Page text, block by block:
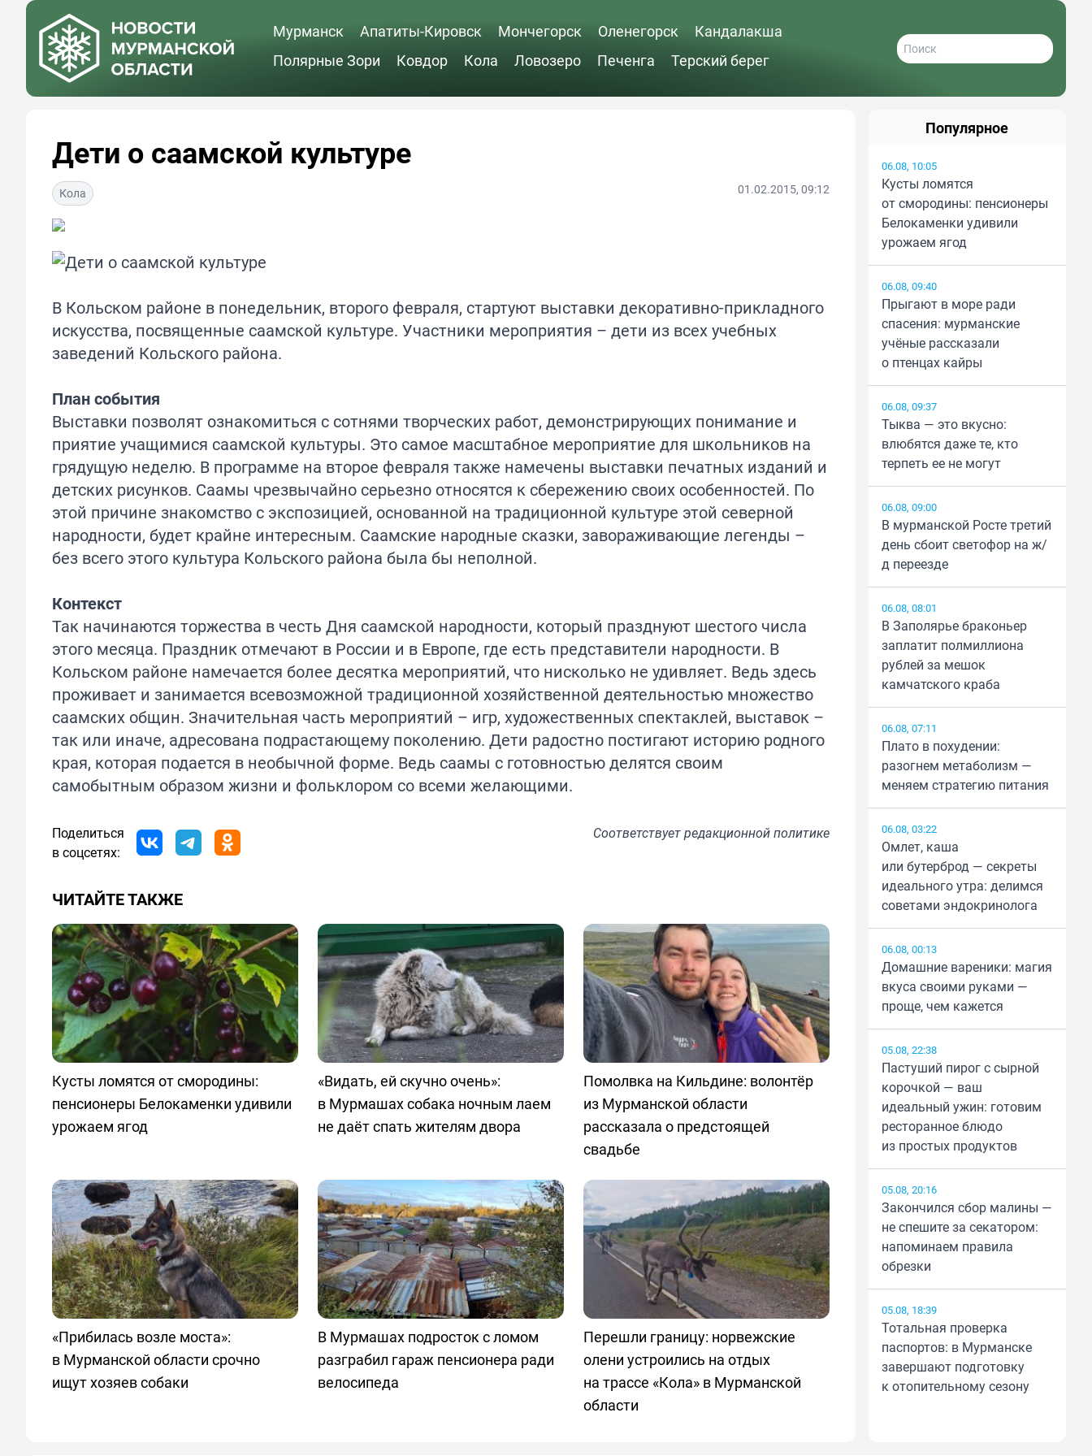
Мурманск Апатиты-Кировск Мончегорск Оленегорск
Кандалакша
Полярные Зори
Ковдор Кола Ловозеро Печенга Терский берег
Дети о саамской культуре
Кола 01.02.2015, 09:12
В Кольском районе в понедельник, второго февраля, стартуют выставки декоративно-прикладного
искусства, посвященные саамской культуре. Участники мероприятия – дети из всех учебных
заведений Кольского района.
План события
Выставки позволят ознакомиться с сотнями творческих работ, демонстрирующих понимание и
приятие учащимися саамской культуры. Это самое масштабное мероприятие для школьников на
грядущую неделю. В программе на второе февраля также намечены выставки печатных изданий и
детских рисунков. Саамы чрезвычайно серьезно относятся к сбережению своих особенностей. По
этой причине знакомство с экспозицией, основанной на традиционной культуре этой северной
народности, будет крайне интересным. Саамские народные сказки, завораживающие легенды –
без всего этого культура Кольского района была бы неполной.
Контекст
Так начинаются торжества в честь Дня саамской народности, который празднуют шестого числа
этого месяца. Праздник отмечают в России и в Европе, где есть представители народности. В
Кольском районе намечается более десятка мероприятий, что нисколько не удивляет. Ведь здесь
проживает и занимается всевозможной традиционной хозяйственной деятельностью множество
саамских общин. Значительная часть мероприятий – игр, художественных спектаклей, выставок –
так или иначе, адресована подрастающему поколению. Дети радостно постигают историю родного
края, которая подается в необычной форме. Ведь саамы с готовностью делятся своим
самобытным образом жизни и фольклором со всеми желающими.
Поделиться
в соцсетях:
Соответствуетредакционной политике
ЧИТАЙТЕ ТАКЖЕ
Кусты ломятся от смородины:
пенсионеры Белокаменки удивили
урожаем ягод
«Видать, ей скучно очень»:
в Мурмашах собака ночным лаем
не даёт спать жителям двора
Помолвка на Кильдине: волонтёр
из Мурманской области
рассказала о предстоящей
свадьбе
«Прибилась возле моста»:
в Мурманской области срочно
ищут хозяев собаки
В Мурмашах подросток с ломом
разграбил гараж пенсионера ради
велосипеда
Перешли границу: норвежские
олени устроились на отдых
на трассе «Кола» в Мурманской
области
Популярное
06.08, 10:05
Кусты ломятся
от смородины: пенсионеры
Белокаменки удивили
урожаем ягод
06.08, 09:40
Прыгают в море ради
спасения: мурманские
учёные рассказали
о птенцах кайры
06.08, 09:37
Тыква — это вкусно:
влюбятся даже те, кто
терпеть ее не могут
06.08, 09:00
В мурманской Росте третий
день сбоит светофор на ж/
д переезде
06.08, 08:01
В Заполярье браконьер
заплатит полмиллиона
рублей за мешок
камчатского краба
06.08, 07:11
Плато в похудении:
разогнем метаболизм —
меняем стратегию питания
06.08, 03:22
Омлет, каша
или бутерброд — секреты
идеального утра: делимся
советами эндокринолога
06.08, 00:13
Домашние вареники: магия
вкуса своими руками —
проще, чем кажется
05.08, 22:38
Пастуший пирог с сырной
корочкой — ваш
идеальный ужин: готовим
ресторанное блюдо
из простых продуктов
05.08, 20:16
Закончился сбор малины —
не спешите за секатором:
напоминаем правила
обрезки
05.08, 18:39
Тотальная проверка
паспортов: в Мурманске
завершают подготовку
к отопительному сезону